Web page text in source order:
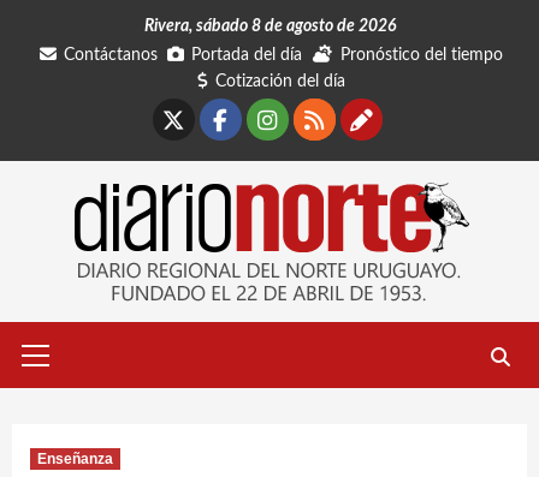
Rivera, sábado 8 de agosto de 2026
Contáctanos
Portada del día
Pronóstico del tiempo
Cotización del día
Facebook
Instagram
RSSContáctanos
primario
Enseñanza